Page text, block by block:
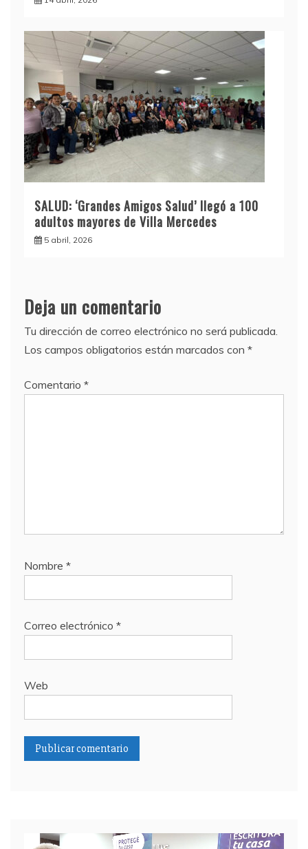
SALUD: ‘Grandes Amigos Salud’ llegó a 100
adultos mayores de Villa Mercedes
5 abril, 2026
Deja un comentario
Tu dirección de correo electrónico no será publicada.
Los campos obligatorios están marcados con *
Comentario *
Nombre *
Correo electrónico *
Web
Reproductor